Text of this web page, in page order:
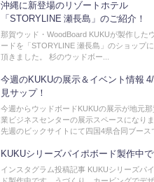
沖縄に新登場のリゾートホテル
「STORYLINE 瀬長島」のご紹介！
那賀ウッド・WoodBoard KUKUが製作した
ードを「STORYLINE 瀬長島」のショップ
頂きました。 杉のウッドボー...
今週のKUKUの展示＆イベント情報
見サップ！
今週からウッドボードKUKUの展示が地元
業ビジネスセンターの展示スペースになり
先週のビックサイトにて四国4県合同ブース
KUKUシリーズパイポボード製作中
インスタグラム投稿記事 KUKUシリーズパ